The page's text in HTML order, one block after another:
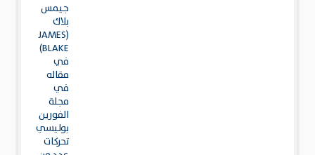
جيمس
بلاك
(JAMES
BLAKE)
في
مقاله
في
مجلة
الفورين
بوليسي
تحركات